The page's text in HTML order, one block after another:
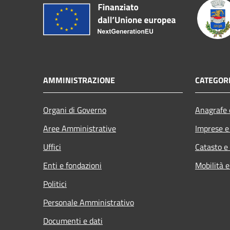
AMMINISTRAZIONE
Organi di Governo
Aree Amministrative
Uffici
Enti e fondazioni
Politici
Personale Amministrativo
Documenti e dati
Imprese
Catasto
Mobilità